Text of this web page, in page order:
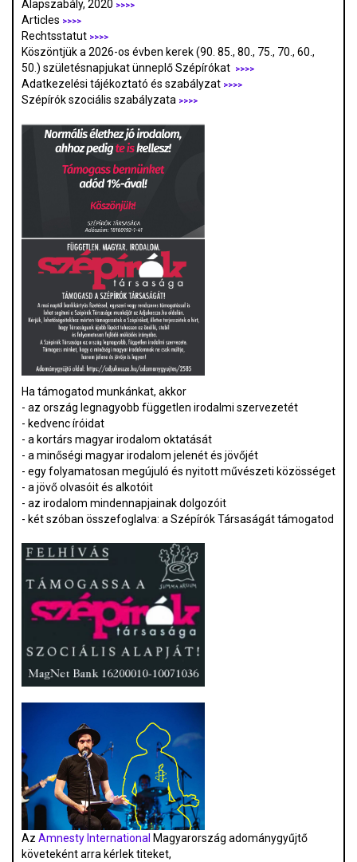
Alapszabály, 2020 >>>>
Articles >>>>
Rechtsstatut >>>>
Köszöntjük a 2026-os évben kerek (90. 85., 80., 75., 70., 60.,
50.) születésnapjukat ünneplő Szépírókat
>>>>
Adatkezelési tájékoztató és szabályzat >>>>
Szépírók szociális szabályzata >>>>
Ha támogatod munkánkat, akkor
- az ország legnagyobb független irodalmi szervezetét
- kedvenc íróidat
- a kortárs magyar irodalom oktatását
- a minőségi magyar irodalom jelenét és jövőjét
- egy folyamatosan megújuló és nyitott művészeti közösséget
- a jövő olvasóit és alkotóit
- az irodalom mindennapjainak dolgozóit
- két szóban összefoglalva: a Szépírók Társaságát támogatod
Az Amnesty International Magyarország adománygyűjtő
követeként arra kérlek titeket,